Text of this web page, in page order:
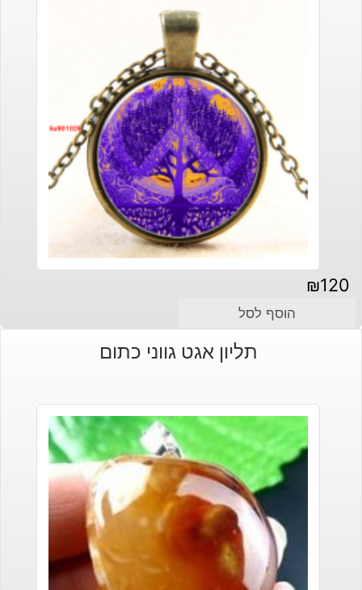
₪120
הוסף לסל
תליון אגט גווני כתום